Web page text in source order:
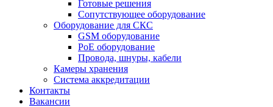
Готовые решения
Сопутствующее оборудование
Оборудование для СКС
GSM оборудование
PoE оборудование
Провода, шнуры, кабели
Камеры хранения
Система аккредитации
Контакты
Вакансии